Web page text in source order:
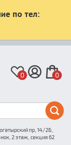
по тел:
0 0
пр, 14/2Б,
2 этаж, секция 62